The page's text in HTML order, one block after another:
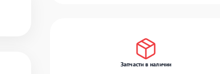
Запчасти в наличии